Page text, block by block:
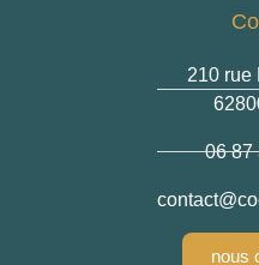
210 rue
06 87
@tcatnoc
nous